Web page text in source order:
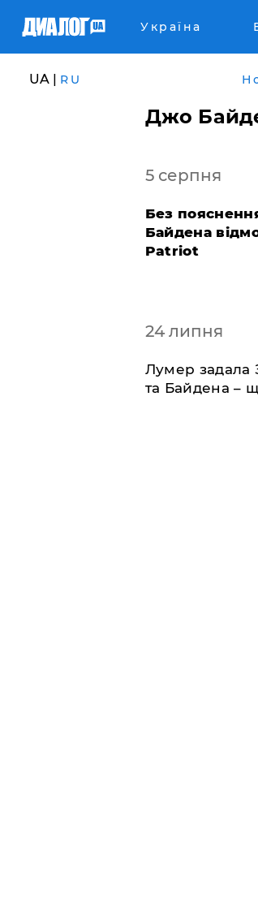
Україна
UA | RU
Джо
5 серпня
​Без
Байдена
Patriot
24 липня
​Лумер задала
та Байдена –